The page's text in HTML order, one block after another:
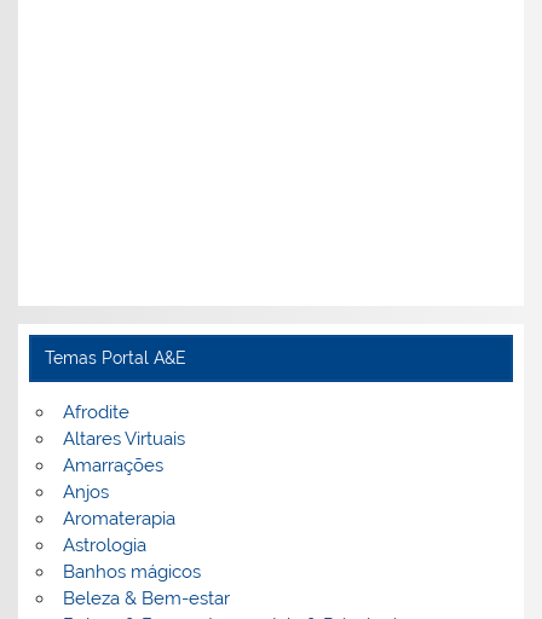
Temas Portal A&E
Afrodite
Altares Virtuais
Amarrações
Anjos
Aromaterapia
Astrologia
Banhos mágicos
Beleza & Bem-estar